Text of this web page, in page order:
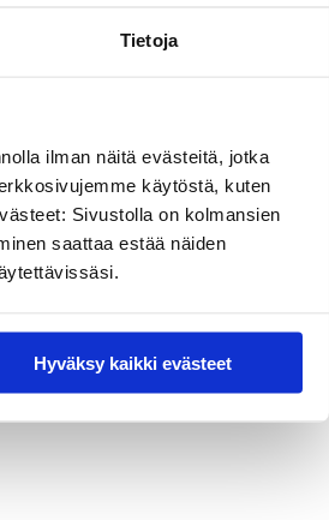
Tietoja
ilman näitä evästeitä, jotka
käytöstä, kuten
Sivustolla on kolmansien
saattaa estää näiden
Hyväksy kaikki evästeet
vastasi
myös opetus- ja
terveyden asiantuntijoita.
sekä Karoliina Knuuti, KVS.